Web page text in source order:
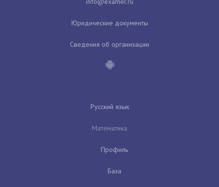
Юридические документы
Сведения об организации
Русский язык
Математика
Профиль
База